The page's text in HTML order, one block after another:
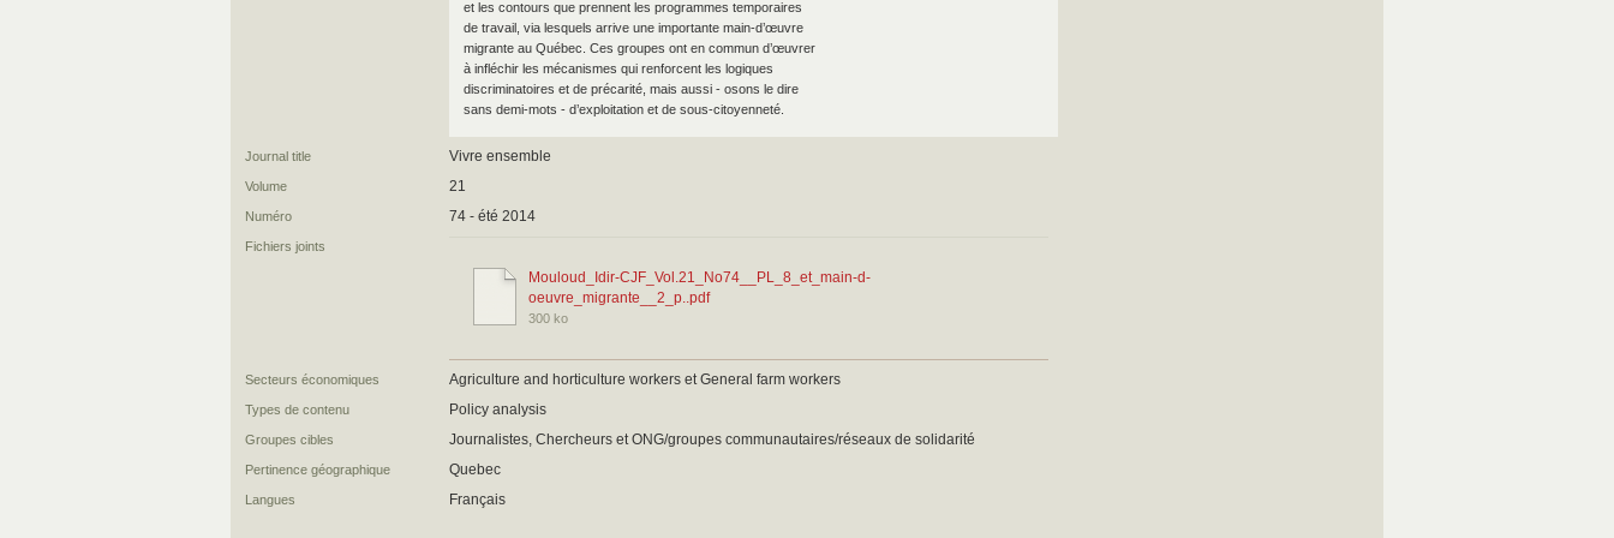
et les contours que prennent les programmes temporaires
de travail, via lesquels arrive une importante main-d’œuvre
migrante au Québec. Ces groupes ont en commun d’œuvrer
à infléchir les mécanismes qui renforcent les logiques
discriminatoires et de précarité, mais aussi - osons le dire
sans demi-mots - d’exploitation et de sous-citoyenneté.
Journal title Vivre ensemble
Volume 21
Numéro 74 - été 2014
Fichiers joints
Mouloud_Idir-CJF_Vol.21_No74__PL_8_et_main-d-
oeuvre_migrante__2_p..pdf
300 ko
Secteurs économiques Agriculture and horticulture workers et General farm workers
Types de contenu Policy analysis
Groupes cibles Journalistes, Chercheurs et ONG/groupes communautaires/réseaux de solidarité
Pertinence géographique Quebec
Langues Français